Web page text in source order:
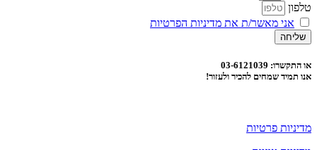
טלפון
אני מאשר/ת את מדיניות הפרטיות
שליחה
או התקשרו: 03-6121039
אנו תמיד שמחים להכיר ולעזור!
מדיניות פרטיות